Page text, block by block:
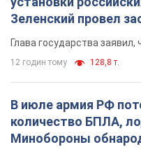
Зеленский провел
Глава государства
12 годин тому 128,8 т.
В июле армия РФ
количество БПЛА,
Минобороны